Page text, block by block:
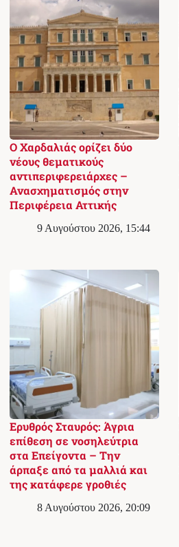
Ο Χαρδαλιάς ορίζει δύο
νέους θεματικούς
αντιπεριφερειάρχες –
Ανασχηματισμός στην
Περιφέρεια Αττικής
9 Αυγούστου 2026, 15:44
Ερυθρός Σταυρός: Άγρια
επίθεση σε νοσηλεύτρια
στα Επείγοντα – Την
άρπαξε από τα μαλλιά και
της κατάφερε γροθιές
8 Αυγούστου 2026, 20:09